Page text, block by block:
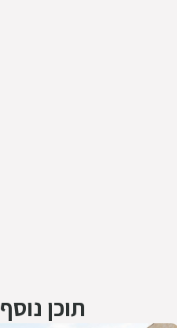
תוכן נוסף